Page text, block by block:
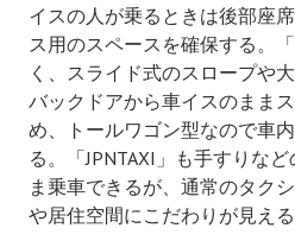
イスの人が乗るときは後部座
ス用のスペースを確保する。
く、スライド式のスロープや
バックドアから車イスのまま
め、トールワゴン型なので車
る。「JPNTAXI」も手すりな
ま乗車できるが、通常のタク
や居住空間にこだわりが見える